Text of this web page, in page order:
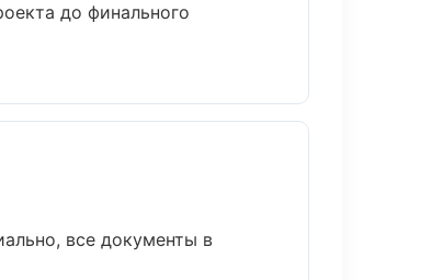
до финального
все документы в